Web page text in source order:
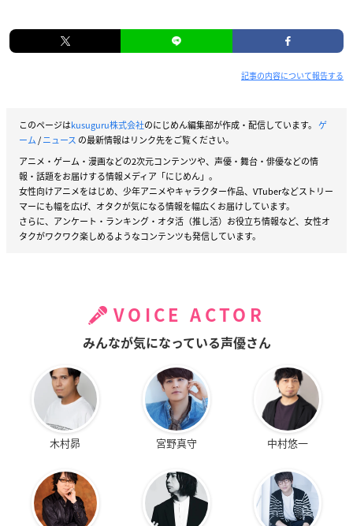
記事の内容について報告する
このページはkusuguru株式会社のにじめん編集部が作成・配信しています。 ゲ
ーム/ニュース の最新情報はリンク先をご覧ください。
アニメ・ゲーム・漫画などの2次元コンテンツや、声優・舞台・俳優などの情
報・話題をお届けする情報メディア「にじめん」。
女性向けアニメをはじめ、少年アニメやキャラクター作品、VTuberなどストリー
マーにも幅を広げ、オタクが気になる情報を幅広くお届けしています。
さらに、アンケート・ランキング・オタ活（推し活）お役立ち情報など、女性オ
タクがワクワク楽しめるようなコンテンツも発信しています。
VOICE ACTOR
みんなが気になっている声優さん
木村昴 宮野真守 中村悠一